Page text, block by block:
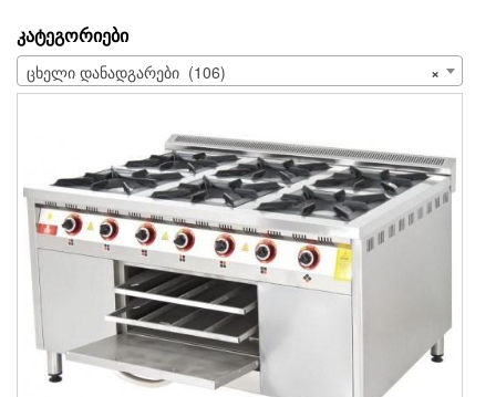
ᲙᲐᲢᲔᲒᲝᲠᲘᲔᲑᲘ
×
ცხელი დანადგარები (106)